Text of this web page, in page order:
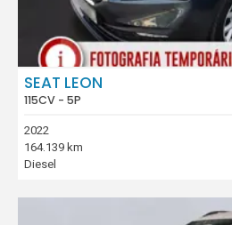
SEAT LEON
115CV - 5P
2022
164.139 km
Diesel